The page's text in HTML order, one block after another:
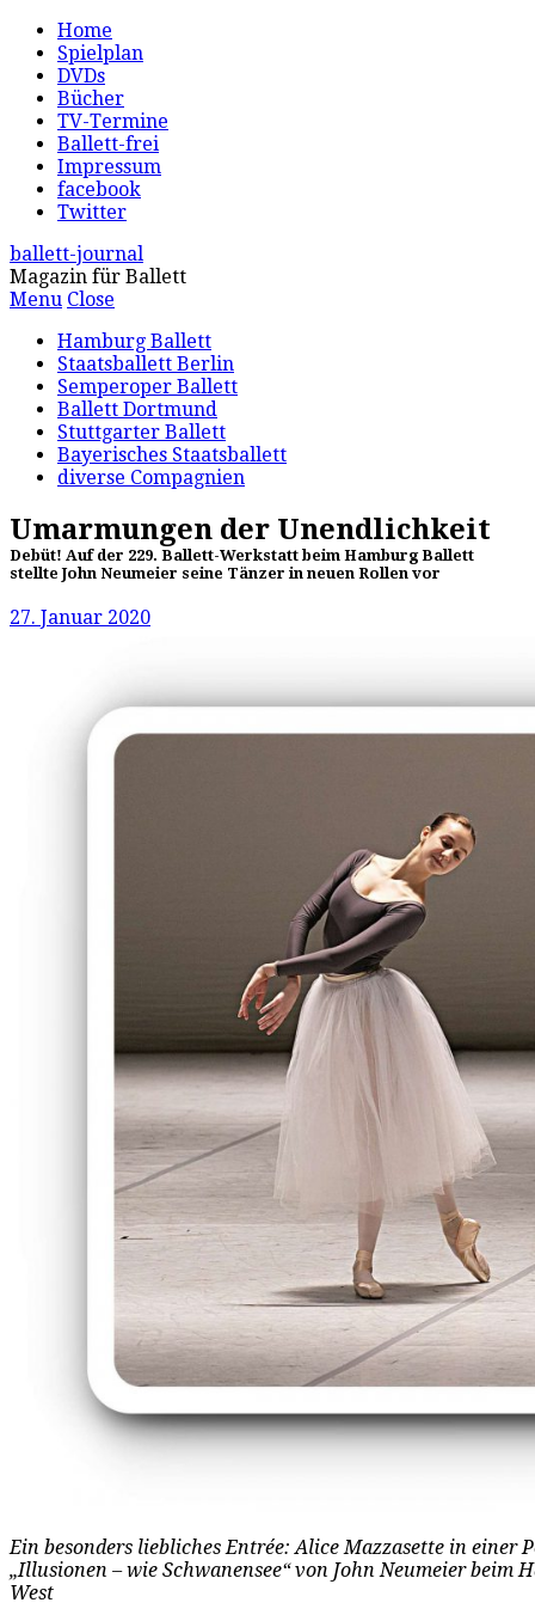
Home
Spielplan
DVDs
Bücher
TV-Termine
Ballett-frei
Impressum
facebook
Twitter
ballett-journal
Magazin für Ballett
Menu Close
Hamburg Ballett
Staatsballett Berlin
Semperoper Ballett
Ballett Dortmund
Stuttgarter Ballett
Bayerisches Staatsballett
diverse Compagnien
Umarmungen der Unendlichkeit
Debüt! Auf der 229. Ballett-Werkstatt beim Hamburg Ballett
stellte John Neumeier seine Tänzer in neuen Rollen vor
27. Januar 2020
Ein besonders liebliches Entrée: Alice Mazzasette in einer
„Illusionen – wie Schwanensee“ von John Neumeier beim
West